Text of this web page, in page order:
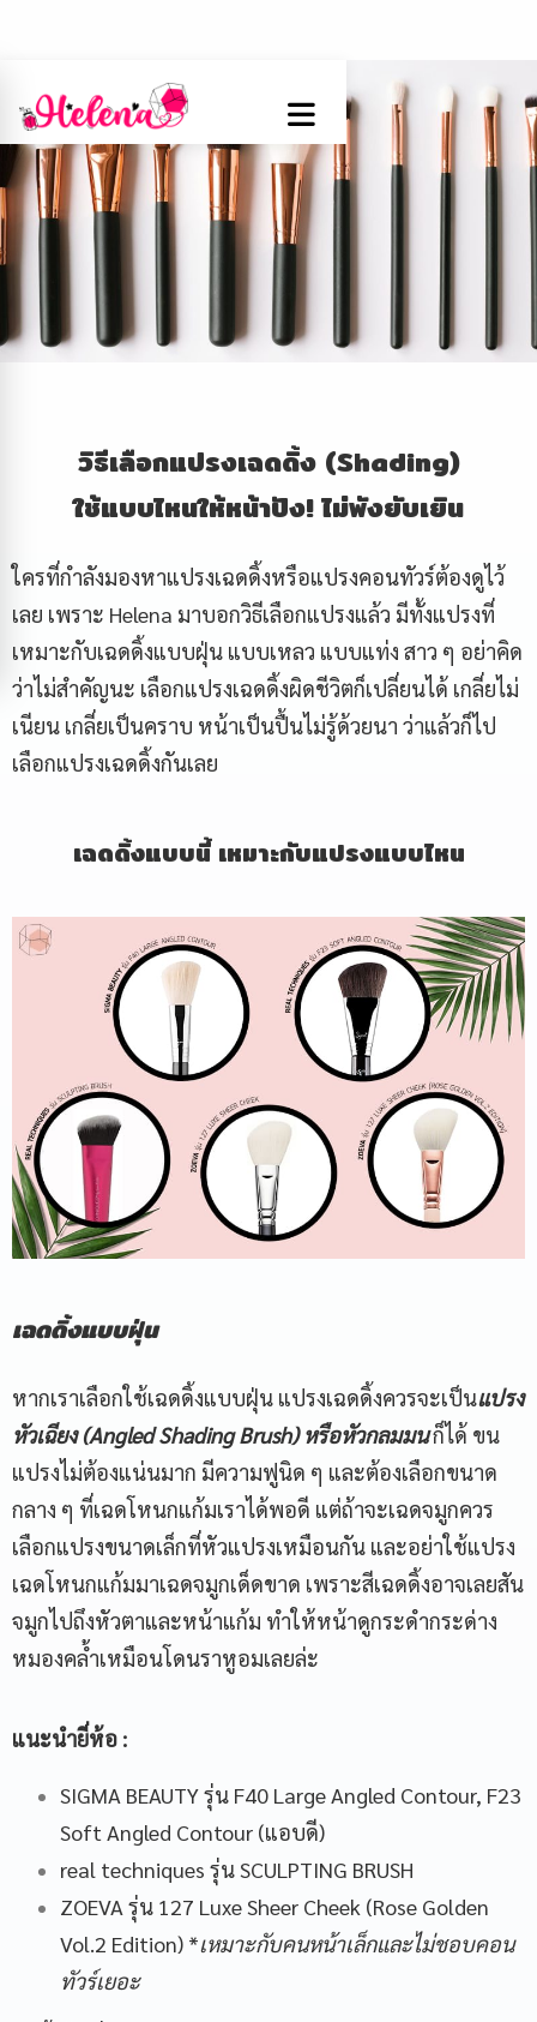
วิธีเลือกแปรงเฉดดิ้ง (Shading)
ใช้แบบไหนให้หน้าปัง! ไม่พังยับเยิน
ใครที่กำลังมองหาแปรงเฉดดิ้งหรือแปรงคอนทัวร์ต้องดูไว้
เลย เพราะ Helena มาบอกวิธีเลือกแปรงแล้ว มีทั้งแปรงที่
เหมาะกับเฉดดิ้งแบบฝุ่น แบบเหลว แบบแท่ง สาว ๆ อย่าคิด
ว่าไม่สำคัญนะ เลือกแปรงเฉดดิ้งผิดชีวิตก็เปลี่ยนได้ เกลี่ยไม่
เนียน เกลี่ยเป็นคราบ หน้าเป็นปื้นไม่รู้ด้วยนา ว่าแล้วก็ไป
เลือกแปรงเฉดดิ้งกันเลย
เฉดดิ้งแบบนี้ เหมาะกับแปรงแบบไหน
เฉดดิ้งแบบฝุ่น
หากเราเลือกใช้เฉดดิ้งแบบฝุ่น แปรงเฉดดิ้งควรจะเป็นแปรง
หัวเฉียง (Angled Shading Brush) หรือหัวกลมมนก็ได้ ขน
แปรงไม่ต้องแน่นมาก มีความฟูนิด ๆ และต้องเลือกขนาด
กลาง ๆ ที่เฉดโหนกแก้มเราได้พอดี แต่ถ้าจะเฉดจมูกควร
เลือกแปรงขนาดเล็กที่หัวแปรงเหมือนกัน และอย่าใช้แปรง
เฉดโหนกแก้มมาเฉดจมูกเด็ดขาด เพราะสีเฉดดิ้งอาจเลยสัน
จมูกไปถึงหัวตาและหน้าแก้ม ทำให้หน้าดูกระดำกระด่าง
หมองคล้ำเหมือนโดนราหูอมเลยล่ะ
แนะนำยี่ห้อ :
SIGMA BEAUTY รุ่น F40 Large Angled Contour, F23
Soft Angled Contour (แอบดี)
real techniques รุ่น SCULPTING BRUSH
ZOEVA รุ่น 127 Luxe Sheer Cheek (Rose Golden
Vol.2 Edition) *เหมาะกับคนหน้าเล็กและไม่ชอบคอน
ทัวร์เยอะ